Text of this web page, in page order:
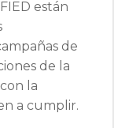
están
de
de la
la
a cumplir.